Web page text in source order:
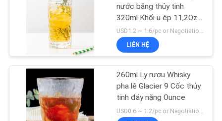
LIÊN
CHÚNG
Giá đỡ nến thủy tinh
màu
31
nước bằng thủy tinh
320ml Khối u ép 11,2Oz
Chì miễn phí
USD1.2 ~ 1.6/pc or Negotiation MOQ:20000 chiếc
LIÊN HỆ
260ml Ly rượu Whisky
pha lê Glacier 9 Cốc thủy
tinh đáy nặng Ounce
USD0.6 ~ 1.2/pc or Negotiation MOQ:30000 chiếc